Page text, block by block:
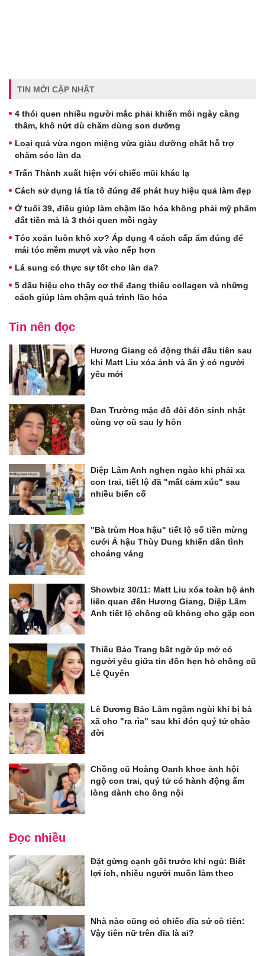
TIN MỚI CẬP NHẬT
4 thói quen nhiều người mắc phải khiến môi ngày càng
thâm, khô nứt dù chăm dùng son dưỡng
Loại quả vừa ngon miệng vừa giàu dưỡng chất hỗ trợ
chăm sóc làn da
Trấn Thành xuất hiện với chiếc mũi khác lạ
Cách sử dụng lá tía tô đúng để phát huy hiệu quả làm đẹp
Ở tuổi 39, điều giúp làm chậm lão hóa không phải mỹ phẩm
đắt tiền mà là 3 thói quen mỗi ngày
Tóc xoăn luôn khô xơ? Áp dụng 4 cách cấp ẩm đúng để
mái tóc mềm mượt và vào nếp hơn
Lá sung có thực sự tốt cho làn da?
5 dấu hiệu cho thấy cơ thể đang thiếu collagen và những
cách giúp làm chậm quá trình lão hóa
Tin nên đọc
Hương Giang có động thái đầu tiên sau
khi Matt Liu xóa ảnh và ẩn ý có người
yêu mới
Đan Trường mặc đồ đôi đón sinh nhật
cùng vợ cũ sau ly hôn
Diệp Lâm Anh nghẹn ngào khi phải xa
con trai, tiết lộ đã "mất cảm xúc" sau
nhiều biến cố
"Bà trùm Hoa hậu" tiết lộ số tiền mừng
cưới Á hậu Thùy Dung khiến dân tình
choáng váng
Showbiz 30/11: Matt Liu xóa toàn bộ ảnh
liên quan đến Hương Giang, Diệp Lâm
Anh tiết lộ chồng cũ không cho gặp con
Thiều Bảo Trang bất ngờ úp mở có
người yêu giữa tin đồn hẹn hò chồng cũ
Lệ Quyên
Lê Dương Bảo Lâm ngậm ngùi khi bị bà
xã cho "ra rìa" sau khi đón quý tử chào
đời
Chồng cũ Hoàng Oanh khoe ảnh hội
ngộ con trai, quý tử có hành động ấm
lòng dành cho ông nội
Đọc nhiều
Đặt gừng cạnh gối trước khi ngủ: Biết
lợi ích, nhiều người muốn làm theo
Nhà nào cũng có chiếc đĩa sứ cô tiên:
Vậy tiên nữ trên đĩa là ai?